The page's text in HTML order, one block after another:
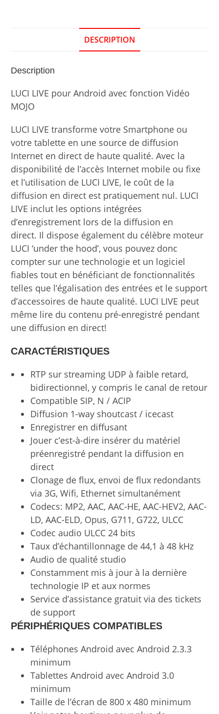
DESCRIPTION
Description
LUCI LIVE pour Android avec fonction Vidéo
MOJO
LUCI LIVE transforme votre Smartphone ou
votre tablette en une source de diffusion
Internet en direct de haute qualité. Avec la
disponibilité de l’accès Internet mobile ou fixe
et l’utilisation de LUCI LIVE, le coût de la
diffusion en direct est pratiquement nul. LUCI
LIVE inclut les options intégrées
d’enregistrement lors de la diffusion en
direct. Il dispose également du célèbre moteur
LUCI ‘under the hood’, vous pouvez donc
compter sur une technologie et un logiciel
fiables tout en bénéficiant de fonctionnalités
telles que l’égalisation des entrées et le support
d’accessoires de haute qualité. LUCI LIVE peut
même lire du contenu pré-enregistré pendant
une diffusion en direct!
CARACTÉRISTIQUES
RTP sur streaming UDP à faible retard,
bidirectionnel, y compris le canal de retour
Compatible SIP, N / ACIP
Diffusion 1-way shoutcast / icecast
Enregistrer en diffusant
Jouer c’est-à-dire insérer du matériel
préenregistré pendant la diffusion en
direct
Clonage de flux, envoi de flux redondants
via 3G, Wifi, Ethernet simultanément
Codecs: MP2, AAC, AAC-HE, AAC-HEV2, AAC-
LD, AAC-ELD, Opus, G711, G722, ULCC
Codec audio ULCC 24 bits
Taux d’échantillonnage de 44,1 à 48 kHz
Audio de qualité studio
Constamment mis à jour à la dernière
technologie IP et aux normes
Service d’assistance gratuit via des tickets
de support
PÉRIPHÉRIQUES COMPATIBLES
Téléphones Android avec Android 2.3.3
minimum
Tablettes Android avec Android 3.0
minimum
Taille de l’écran de 800 x 480 minimum